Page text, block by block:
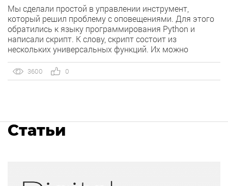
Мы сделали простой в управлении инструмент,
который решил проблему с оповещениями. Для этого
обратились к языку программирования Python и
написали скрипт. К слову, скрипт состоит из
нескольких универсальных функций. Их можно
необходимость.
3600 0
Статьи